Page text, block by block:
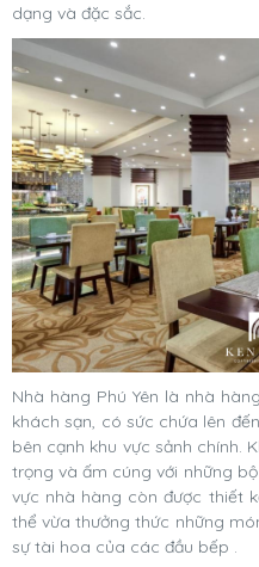
dạng và đặc sắc.
Nhà hàng Phú Yên là nhà
khách sạn, có sức chứa lên
bên cạnh khu vực sảnh chính.
trọng và ấm cúng với những
vực nhà hàng còn được thiết
thể vừa thưởng thức những
sự tài hoa của các đầu bếp .